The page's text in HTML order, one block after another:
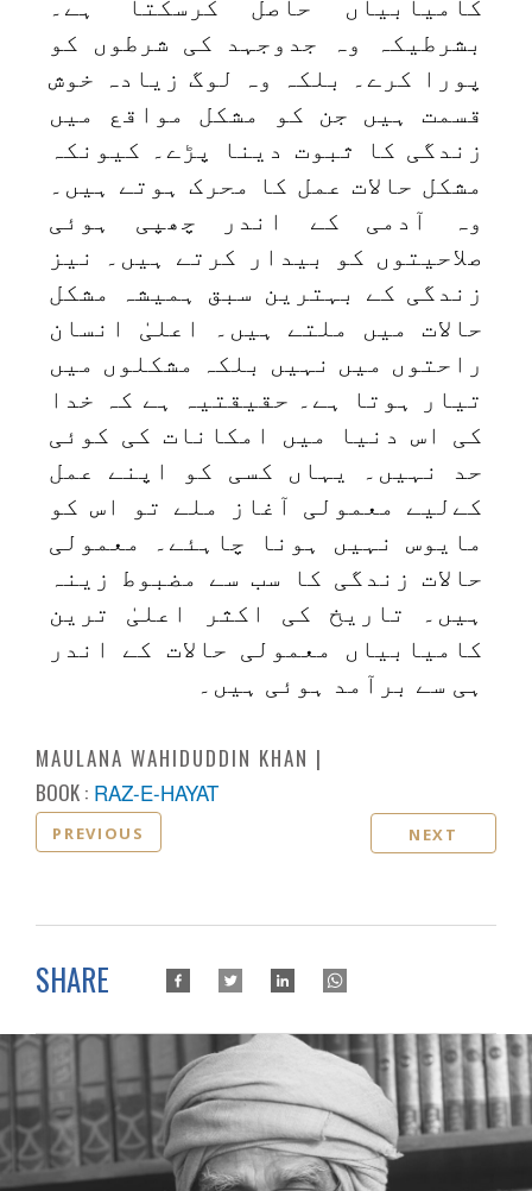
کامیابیاں حاصل کرسکتا ہے۔
بشرطیکہ وہ جدوجہد کی شرطوں کو
پورا کرے۔ بلکہ وہ لوگ زیادہ خوش
قسمت ہیں جن کو مشکل مواقع میں
زندگی کا ثبوت دینا پڑے۔ کیونکہ
مشکل حالات عمل کا محرک ہوتے ہیں۔
وہ آدمی کے اندر چھپی ہوئی
صلاحیتوں کو بیدار کرتے ہیں۔ نیز
زندگی کے بہترین سبق ہمیشہ مشکل
حالات میں ملتے ہیں۔ اعلیٰ انسان
راحتوں میں نہیں بلکہ مشکلوں میں
تیار ہوتا ہے۔ حقيقتیہ ہے کہ خدا
کی اس دنیا میں امکانات کی کوئی
حد نہیں۔ یہاں کسی کو اپنے عمل
کےلیے معمولی آغاز ملے تو اس کو
مایوس نہیں ہونا چاہئے۔ معمولی
حالات زندگی کا سب سے مضبوط زینہ
ہیں۔ تاریخ کی اکثر اعلیٰ ترین
کامیابیاں معمولی حالات کے اندر
ہی سے برآمد ہوئی ہیں۔
MAULANA WAHIDUDDIN KHAN
BOOK : RAZ-E-HAYAT
PREVIOUS NEXT
SHARE